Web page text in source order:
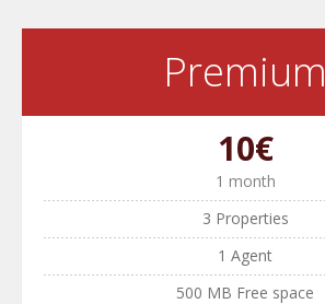
Premium
10€
1 month
3 Properties
1 Agent
500 MB Free space